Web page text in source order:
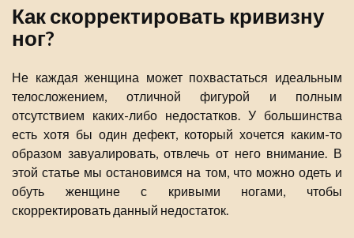
Как скорректировать кривизну
ног?
Не каждая женщина может похвастаться идеальным
телосложением, отличной фигурой и полным
отсутствием каких-либо недостатков. У большинства
есть хотя бы один дефект, который хочется каким-то
образом завуалировать, отвлечь от него внимание. В
этой статье мы остановимся на том, что можно одеть и
обуть женщине с кривыми ногами, чтобы
скорректировать данный недостаток.